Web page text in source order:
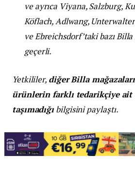
ve ayrıca Viyana, Salzburg,
Köflach, Adlwang,
ve Ebreichsdorf’taki bazı
geçerli.
Yetkililer, diğer Billa
ürünlerin farklı tedarikçiye
taşımadığıbilgisini paylaştı.